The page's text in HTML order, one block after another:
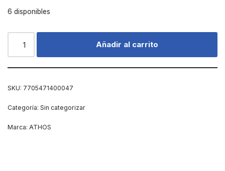
6 disponibles
Añadir al carrito
SKU: 7705471400047
Categoría: Sin categorizar
Marca: ATHOS